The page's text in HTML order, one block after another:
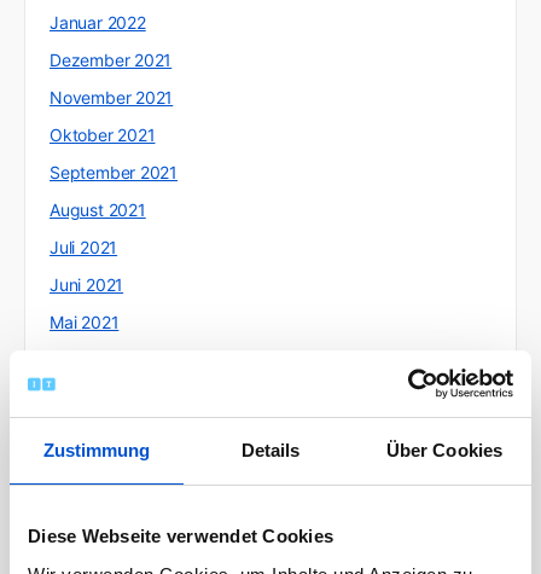
Zustimmung Details Über Cookies
Diese Webseite verwendet Cookies
Januar 2022
Dezember 2021
November 2021
Oktober 2021
September 2021
August 2021
Juli 2021
Juni 2021
Mai 2021
März 2021
November 2020